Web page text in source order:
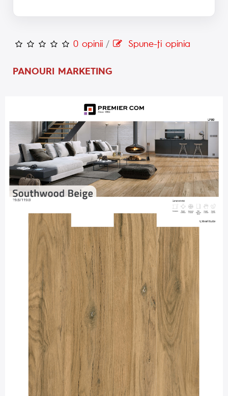
0 opinii / Spune-ţi opinia
PANOURI MARKETING